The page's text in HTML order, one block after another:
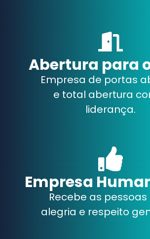
Abertura para
Empresa de portas
e total abertura
liderança.
Empresa
Recebe as
alegria e respeito